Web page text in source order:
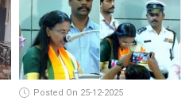
Posted On 25-12-2025